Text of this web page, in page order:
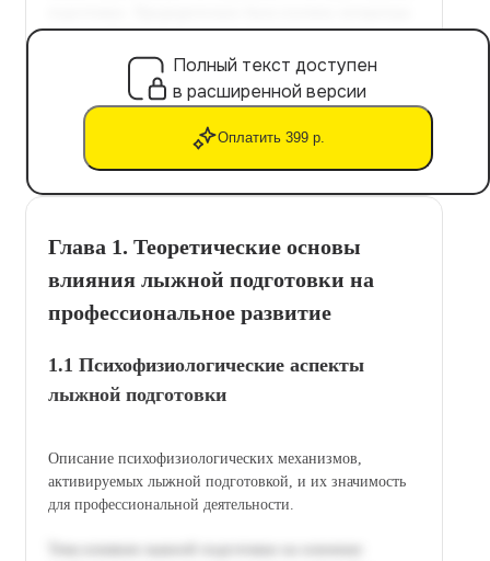
Полный текст доступен
в расширенной версии
Оплатить 399 р.
Глава 1. Теоретические основы
влияния лыжной подготовки на
профессиональное развитие
1.1 Психофизиологические аспекты
лыжной подготовки
Описание психофизиологических механизмов,
активируемых лыжной подготовкой, и их значимость
для профессиональной деятельности.